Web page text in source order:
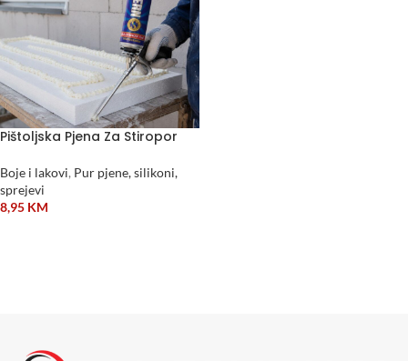
Pištoljska Pjena Za Stiropor
Boje i lakovi, Pur pjene, silikoni,
sprejevi
8,95 KM